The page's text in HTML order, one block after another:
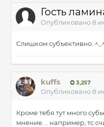
Гость
Опубликовано8
Слишком субъективно.
kuffs 3,257
Опубликовано8
Кроме тебя тут много
мнение. .. например, тс